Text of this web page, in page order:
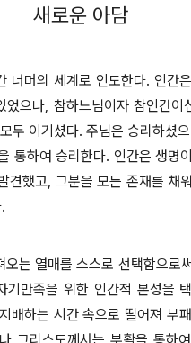
새로운 아담
너머의 세계로 인도한다. 인간
었으나, 참하느님이자 참인간이
두 이기셨다. 주님은 승리하셨
통하여 승리한다. 인간은 생명
견했고, 그분을 모든 존재를 채
오는 열매를 스스로 선택함으로
기만족을 위한 인간적 본성을
배하는 시간 속으로 떨어져 부